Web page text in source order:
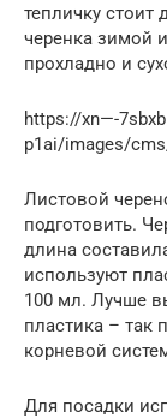
тепличку стоит
черенка зимой
прохладно и
https://xn—-
p1ai/images/
Листовой
подготовить.
длина
используют
100 мл. Лучше
пластика – так
корневой
Для посадки